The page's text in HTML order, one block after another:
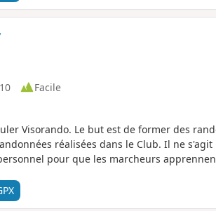
Facile
Visorando. Le but est de former des
réalisées dans le Club. Il ne
pour que les marcheurs